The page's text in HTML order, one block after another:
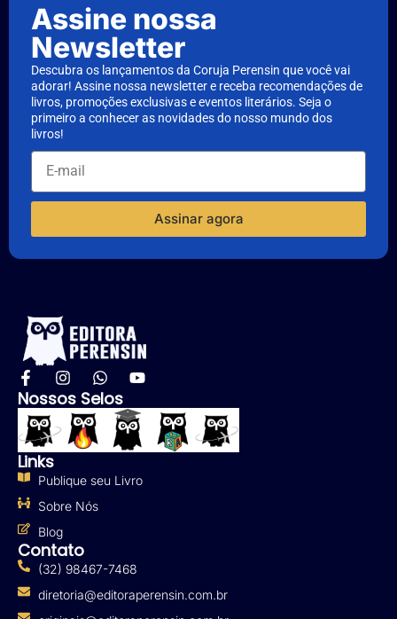
Assine nossa
Newsletter
Descubra os lançamentos da Coruja Perensin que você vai
adorar! Assine nossa newsletter e receba recomendações de
livros, promoções exclusivas e eventos literários. Seja o
primeiro a conhecer as novidades do nosso mundo dos
livros!
Assinar agora
Nossos Selos
Links
Publique seu Livro
Sobre Nós
Blog
Contato
(32) 98467-7468
diretoria@editoraperensin.com.br